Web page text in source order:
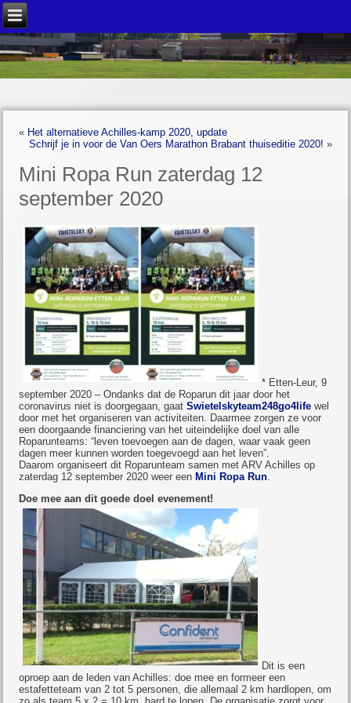
« Het alternatieve Achilles-kamp 2020, update
Schrijf je in voor de Van Oers Marathon Brabant thuiseditie 2020! »
Mini Ropa Run zaterdag 12
september 2020
* Etten-Leur, 9
september 2020 – Ondanks dat de Roparun dit jaar door het
coronavirus niet is doorgegaan, gaatSwietelskyteam248go4life wel
door met het organiseren van activiteiten. Daarmee zorgen ze voor
een doorgaande financiering van het uiteindelijke doel van alle
Roparunteams: “leven toevoegen aan de dagen, waar vaak geen
dagen meer kunnen worden toegevoegd aan het leven”.
Daarom organiseert dit Roparunteam samen met ARV Achilles op
zaterdag 12 september 2020 weer een Mini Ropa Run.
Doe mee aan dit goede doel evenement!
Dit is een
oproep aan de leden van Achilles: doe mee en formeer een
estafetteteam van 2 tot 5 personen, die allemaal 2 km hardlopen, om